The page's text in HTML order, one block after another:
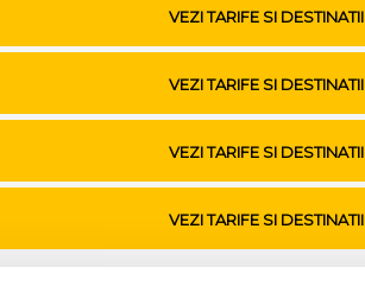
VEZI TARIFE SI DESTINATII
VEZI TARIFE SI DESTINATII
VEZI TARIFE SI DESTINATII
VEZI TARIFE SI DESTINATII